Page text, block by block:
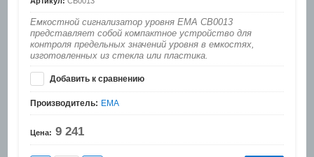
Емкостной сигнализатор уровня EMA CB0013
представляет собой компактное устройство для
контроля предельных значений уровня в емкостях,
изготовленных из стекла или пластика.
Добавить к сравнению
Производитель: EMA
Цена: 9 241